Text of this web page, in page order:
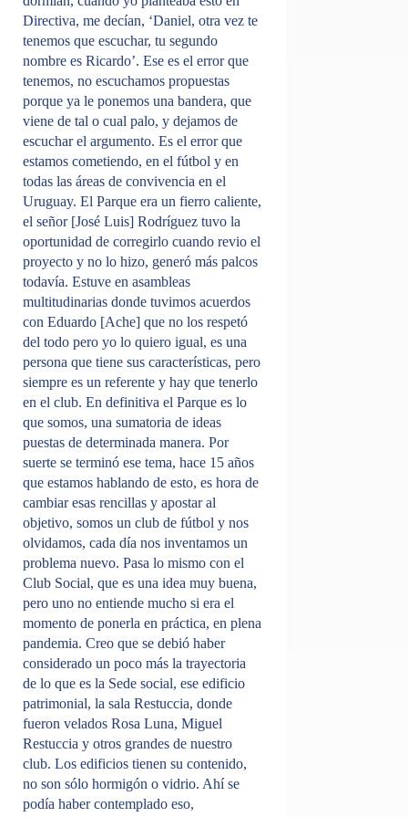
Directiva, me decían, ‘Daniel, otra vez te
tenemos que escuchar, tu segundo
nombre es Ricardo’. Ese es el error que
tenemos, no escuchamos propuestas
porque ya le ponemos una bandera, que
viene de tal o cual palo, y dejamos de
escuchar el argumento. Es el error que
estamos cometiendo, en el fútbol y en
todas las áreas de convivencia en el
Uruguay. El Parque era un fierro caliente,
el señor [José Luis] Rodríguez tuvo la
oportunidad de corregirlo cuando revio el
proyecto y no lo hizo, generó más palcos
todavía. Estuve en asambleas
multitudinarias donde tuvimos acuerdos
con Eduardo [Ache] que no los respetó
del todo pero yo lo quiero igual, es una
persona que tiene sus características, pero
siempre es un referente y hay que tenerlo
en el club. En definitiva el Parque es lo
que somos, una sumatoria de ideas
puestas de determinada manera. Por
suerte se terminó ese tema, hace 15 años
que estamos hablando de esto, es hora de
cambiar esas rencillas y apostar al
objetivo, somos un club de fútbol y nos
olvidamos, cada día nos inventamos un
problema nuevo. Pasa lo mismo con el
Club Social, que es una idea muy buena,
pero uno no entiende mucho si era el
momento de ponerla en práctica, en plena
pandemia. Creo que se debió haber
considerado un poco más la trayectoria
de lo que es la Sede social, ese edificio
patrimonial, la sala Restuccia, donde
fueron velados Rosa Luna, Miguel
Restuccia y otros grandes de nuestro
club. Los edificios tienen su contenido,
no son sólo hormigón o vidrio. Ahí se
podía haber contemplado eso,